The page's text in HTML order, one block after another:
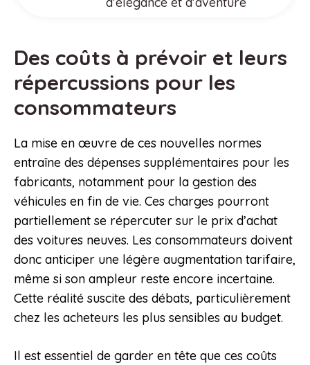
Des coûts à prévoir et leurs
répercussions pour les
consommateurs
La mise en œuvre de ces nouvelles normes
entraîne des dépenses supplémentaires pour les
fabricants, notamment pour la gestion des
véhicules en fin de vie. Ces charges pourront
partiellement se répercuter sur le prix d’achat
des voitures neuves. Les consommateurs doivent
donc anticiper une légère augmentation tarifaire,
même si son ampleur reste encore incertaine.
Cette réalité suscite des débats, particulièrement
chez les acheteurs les plus sensibles au budget.
Il est essentiel de garder en tête que ces coûts